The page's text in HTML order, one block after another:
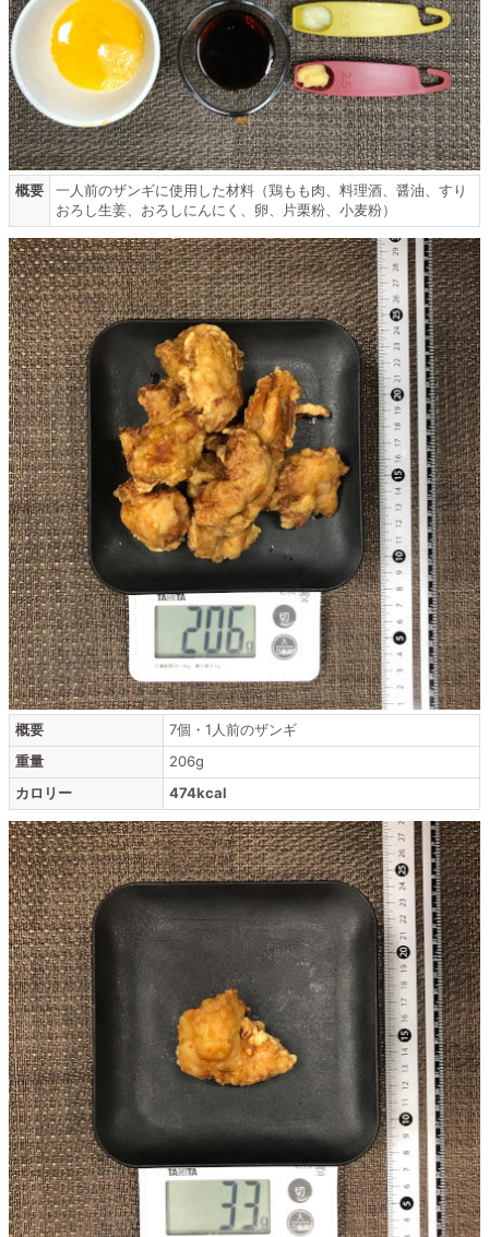
概要
一人前のザンギに使用した材料（鶏もも肉、料理酒、醤油、すり
おろし生姜、おろしにんにく、卵、片栗粉、小麦粉）
概要
7個・1人前のザンギ
重量
206g
カロリー
474kcal